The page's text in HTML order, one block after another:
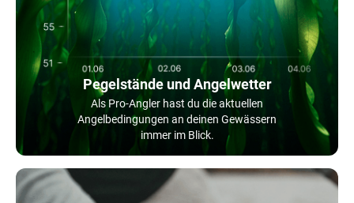
Pegelstände und Angelwetter
Als Pro-Angler hast du die aktuellen
Angelbedingungen an deinen Gewässern
immer im Blick.